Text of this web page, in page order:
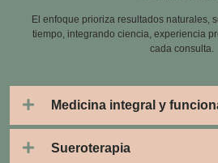
El enfoque prioriza resultados naturales,
tiempo, integrando ciencia, experiencia
cada consulta.
Medicina integral y
Sueroterapia